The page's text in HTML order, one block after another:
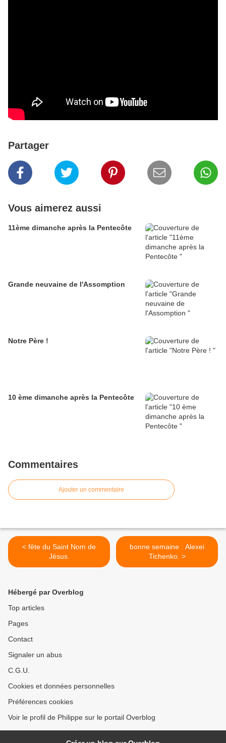
Partager
Vous aimerez aussi
11ème dimanche après la Pentecôte
Grande neuvaine de l'Assomption
Notre Père !
10 ème dimanche après la Pentecôte
Commentaires
Ajouter un commentaire
< fête du Saint Nom de
Jésus.
bonne semaine : Alexei
Tichenko. >
Hébergé par Overblog
Top articles
Pages
Contact
Signaler un abus
C.G.U.
Cookies et données personnelles
Préférences cookies
Voir le profil de Philippe sur le portail Overblog